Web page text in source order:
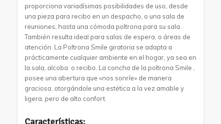
proporciona variadísimas posibilidades de uso, desde
una pieza para recibo en un despacho, o una sala de
reuniones, hasta una cómoda poltrona para su sala.
También resulta ideal para salas de espera, o áreas de
atención. La Poltrona Smile giratoria se adapta a
prácticamente cualquier ambiente en el hogar, ya sea en
la sala, alcoba o recibo. La concha de la poltrona Smile ,
posee una abertura que «nos sonríe» de manera
graciosa, otorgándole una estética a la vez amable y
ligera, pero de alto confort.
Características: